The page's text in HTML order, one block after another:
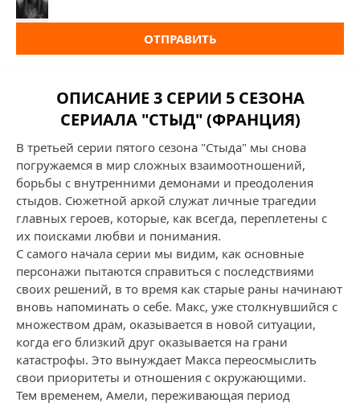
ОТПРАВИТЬ
ОПИСАНИЕ 3 СЕРИИ 5 СЕЗОНА
СЕРИАЛА "СТЫД" (ФРАНЦИЯ)
В третьей серии пятого сезона "Стыда" мы снова
погружаемся в мир сложных взаимоотношений,
борьбы с внутренними демонами и преодоления
стыдов. Сюжетной аркой служат личные трагедии
главных героев, которые, как всегда, переплетены с
их поисками любви и понимания.
С самого начала серии мы видим, как основные
персонажи пытаются справиться с последствиями
своих решений, в то время как старые раны начинают
вновь напоминать о себе. Макс, уже столкнувшийся с
множеством драм, оказывается в новой ситуации,
когда его близкий друг оказывается на грани
катастрофы. Это вынуждает Макса переосмыслить
свои приоритеты и отношения с окружающими.
Тем временем, Амели, переживающая период